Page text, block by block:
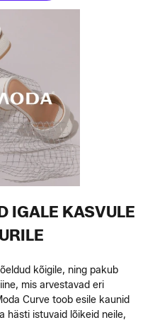
IGALE KASVULE
kõigile, ning pakub
mis arvestavad eri
Curve toob esile kaunid
hästi istuvaid lõikeid neile,